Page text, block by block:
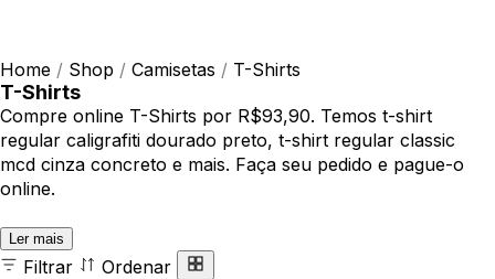
Home / Shop / Camisetas / T-Shirts
T-Shirts
Compre online T-Shirts por R$93,90. Temos t-shirt
regular caligrafiti dourado preto, t-shirt regular classic
mcd cinza concreto e mais. Faça seu pedido e pague-o
online.
Ler mais
Filtrar
Ordenar